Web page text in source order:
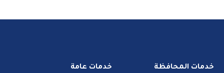
خدمات المحافظة خدمات عامة